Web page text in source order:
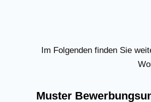
Im Folgenden finden Sie
Muster